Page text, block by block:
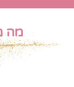
מה